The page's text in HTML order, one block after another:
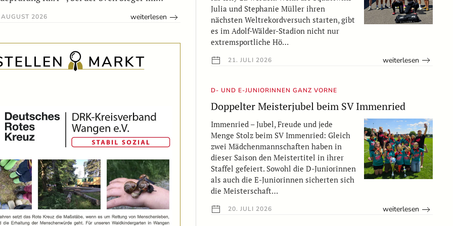
2026 weiterlesen
Julia und Stephanie Müller ihren
nächsten Weltrekordversuch starten, gibt
es im Adolf-Wälder-Stadion nicht nur
extremsportliche Hö…
21. JULI 2026 weiterlesen
D- UND E-JUNIORINNEN GANZ VORNE
Doppelter Meisterjubel beim SV Immenried
Immenried – Jubel, Freude und jede
Menge Stolz beim SV Immenried: Gleich
zwei Mädchenmannschaften haben in
dieser Saison den Meistertitel in ihrer
Staffel gefeiert. Sowohl die D-Juniorinnen
als auch die E-Juniorinnen sicherten sich
die Meisterschaft…
20. JULI 2026 weiterlesen